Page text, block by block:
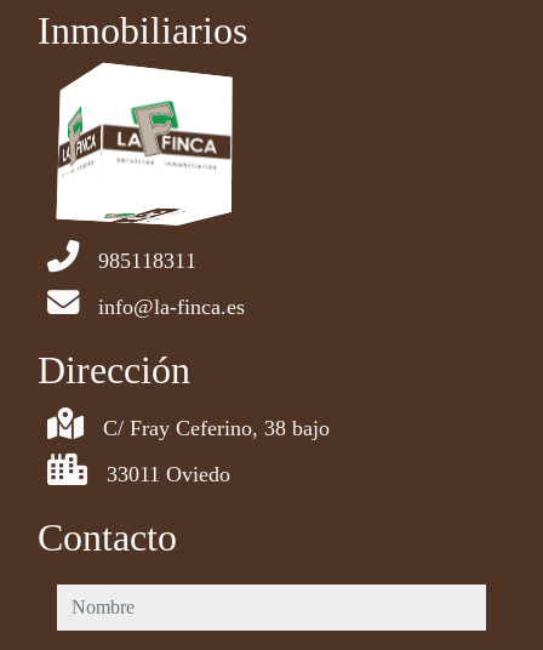
Inmobiliarios
985118311
info@la-finca.es
Dirección
C/ Fray Ceferino, 38 bajo
33011 Oviedo
Contacto
nombre